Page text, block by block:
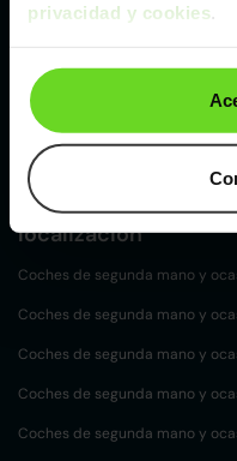
privacidad y cookies.
Zaragoza
Ver Dacia Sandero
Dacia Sandero de segunda
Coches desegunda
localización
Coches de segunda mano y
Coches de segunda mano y
Coches de segunda mano y
Coches de segunda mano y
Coches de segunda mano y